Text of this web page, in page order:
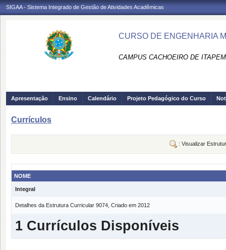
SIGAA - Sistema Integrado de Gestão de Atividades Acadêmicas
CURSO DE ENGENHARIA
CAMPUS CACHOEIRO DE
Apresentação Ensino Calendário Projeto Pedagógico do Curso
Currículos
: Visualizar
NOME
Integral
Detalhes da Estrutura Curricular 9074, Criado em 2012
1 Currículos Disponíveis